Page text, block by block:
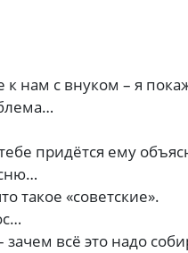
к нам с внуком – я
придётся ему
такое «советские».
зачем всё это надо